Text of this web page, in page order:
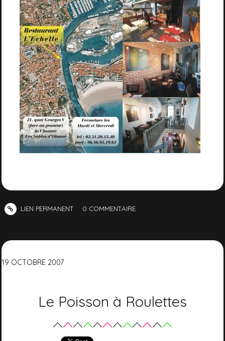
LIEN PERMANENT 0 COMMENTAIRE
19 OCTOBRE 2007
Le Poisson à Roulettes